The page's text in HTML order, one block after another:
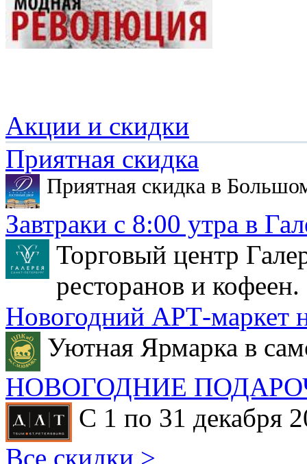
Акции и скидки
Приятная скидка
Приятная скидка в
Завтраки с 8:00 утра в
Торговый центр
ресторанов и кофеен.
Новогодний АРТ-маркет
Уютная Ярмарка в
НОВОГОДНИЕ
С 1 по 31 декабря
Все скидки >